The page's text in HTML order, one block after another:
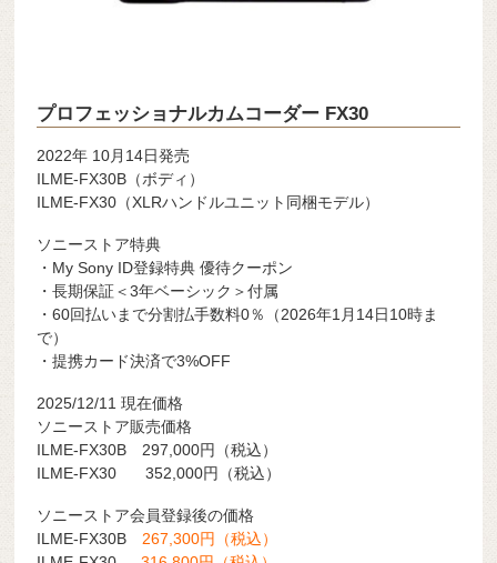
プロフェッショナルカムコーダー FX30
2022年 10月14日発売
ILME-FX30B（ボディ）
ILME-FX30（XLRハンドルユニット同梱モデル）
ソニーストア特典
・My Sony ID登録特典 優待クーポン
・長期保証＜3年ベーシック＞付属
・60回払いまで分割払手数料0％（2026年1月14日10時ま
で）
・提携カード決済で3%OFF
2025/12/11 現在価格
ソニーストア販売価格
ILME-FX30B 297,000円（税込）
ILME-FX30 352,000円（税込）
ソニーストア会員登録後の価格
ILME-FX30B 267,300円（税込）